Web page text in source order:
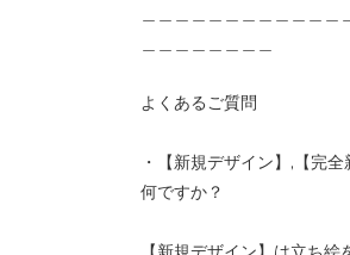
よくあるご質問
・【新規デザイン】,【完
何ですか？